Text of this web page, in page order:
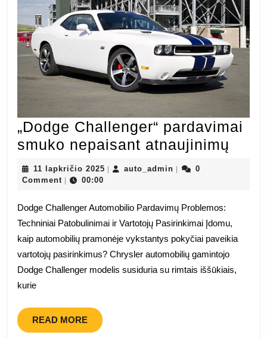
„Dodge Challenger“ pardavimai
smuko nepaisant atnaujinimų
11 lapkričio 2025 11| auto_admin auto_admin
|
0
Comment | 00:00
Dodge Challenger Automobilio Pardavimų Problemos:
Techniniai Patobulinimai ir Vartotojų Pasirinkimai Įdomu,
kaip automobilių pramonėje vykstantys pokyčiai paveikia
vartotojų pasirinkimus? Chrysler automobilių gamintojo
Dodge Challenger modelis susiduria su rimtais iššūkiais,
kurie
READ MOREREAD
MORE